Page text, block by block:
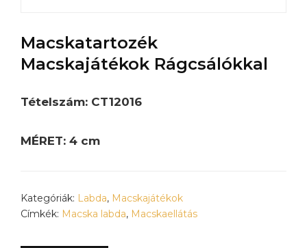
Macskatartozék
Macskajátékok Rágcsálókkal
Tételszám: CT12016
MÉRET: 4 cm
Kategóriák: Labda, Macskajátékok
Címkék: Macska labda, Macskaellátás